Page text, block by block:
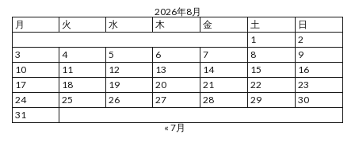
2026年8月
月
火 水 木 金 土
日
1
2
3
4 5 6 7 8
9
10
11 12 13 14 15
16
17
18 19 20 21 22
23
24
25 26 27 28 29
30
31
« 7月